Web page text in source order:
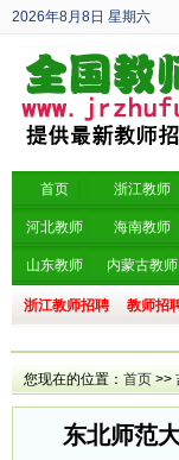
2026年8月8日 星期六
丙午年 六月廿六
首页 浙江教师
河北教师 海南教师
山东教师 内蒙古教师
浙江教师招聘 教师招
您现在的位置： 首页 >>
东北师范